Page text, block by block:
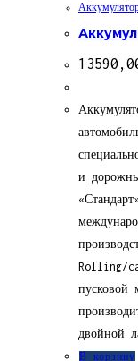
и
Rolling/
пусковой
двойной
В корзину